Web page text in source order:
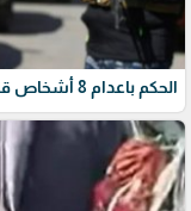
الحكم باعدام 8 أشخاص قتلوا عائلة في مدينة الصدر